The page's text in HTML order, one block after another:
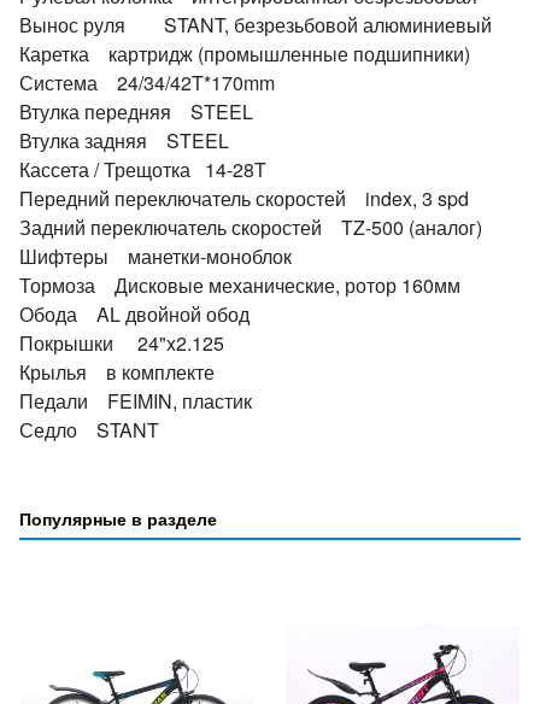
Вынос руля STANT, безрезьбовой алюминиевый
Каретка картридж (промышленные подшипники)
Система 24/34/42T*170mm
Втулка передняя STEEL
Втулка задняя STEEL
Кассета / Трещотка 14-28T
Передний переключатель скоростей index, 3 spd
Задний переключатель скоростей TZ-500 (аналог)
Шифтеры манетки-моноблок
Тормоза Дисковые механические, ротор 160мм
Обода AL двойной обод
Покрышки 24"x2.125
Крылья в комплекте
Педали FEIMIN, пластик
Седло STANT
Популярные в разделе